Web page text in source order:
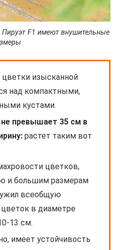
Пируэт F1 имеют внушительные
изысканной
над компактными,
кустами.
не превышает 35 см в
растет таким вот
цветков,
и большим размерам
всеобщую
в диаметре
13 см.
имеет устойчивость